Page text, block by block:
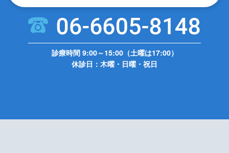
診療時間 9:00～15:00（土曜は17:00）
休診日：木曜・日曜・祝日